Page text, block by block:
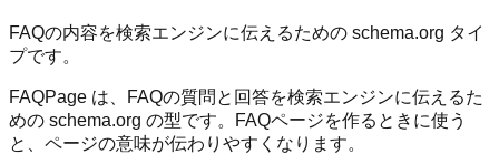
FAQの内容を検索エンジンに伝えるための schema.org タイ
プです。
FAQPage は、FAQの質問と回答を検索エンジンに伝えるた
めの schema.org の型です。FAQページを作るときに使う
と、ページの意味が伝わりやすくなります。